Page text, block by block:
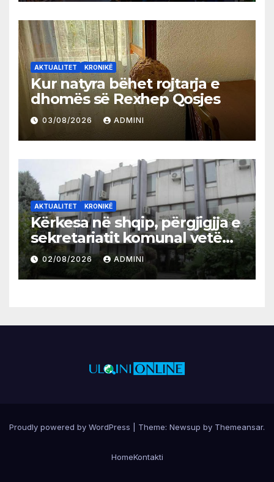
AKTUALITET KRONIKË
Kur natyra bëhet rojtarja e
dhomës së Rexhep Qosjes
03/08/2026 ADMINI
AKTUALITET KRONIKË
Kërkesa në shqip, përgjigjja e
sekretariatit komunal vetëm
në gjuhën malazeze
02/08/2026 ADMINI
Proudly powered by WordPress Theme: Newsup by Themeansar.
HomeKontakti